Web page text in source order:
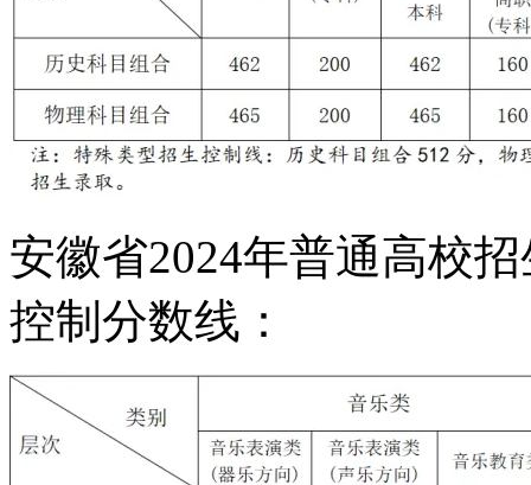
安徽省2024年普通高校
控制分数线：